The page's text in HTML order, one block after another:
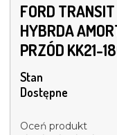
FORD
HYBRDA
PRZÓD KK21-
Stan
Dostępne
Oceń produkt